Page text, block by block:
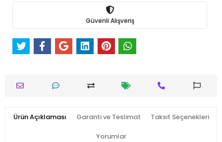
Güvenli Alışveriş
Ürün Açıklaması Garanti ve Teslimat Taksit Seçenekleri
Yorumlar